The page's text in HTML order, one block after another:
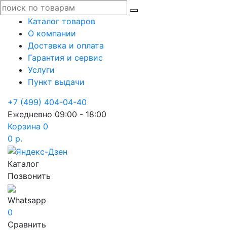
Каталог товаров
О компании
Доставка и оплата
Гарантия и сервис
Услуги
Пункт выдачи
+7 (499) 404-04-40
Ежедневно 09:00 - 18:00
Корзина 0
0 р.
Каталог
Позвонить
Whatsapp
0
Сравнить